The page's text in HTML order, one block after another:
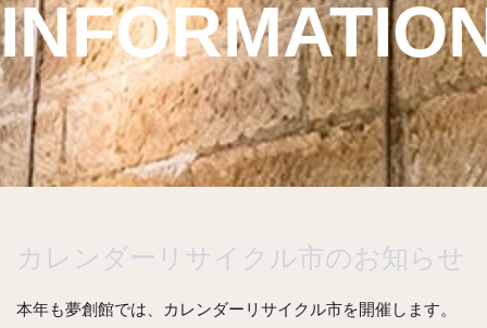
カレンダーリサイクル市のお知らせ
本年も夢創館では、カレンダーリサイクル市を開催します。